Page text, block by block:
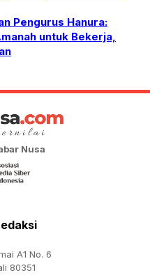
Pengurus Hanura:
untuk Bekerja,
Nusa
A1 No. 6
80351